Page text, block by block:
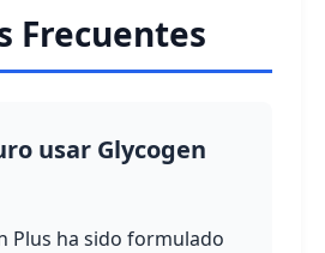
Frecuentes
usar Glycogen
Plus ha sido formulado